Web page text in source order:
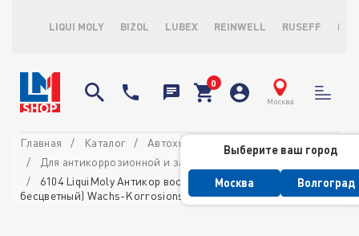
LIQUI MOLY BIZOL LUBEX REINWELL RUSEFF
Москва
Выберите ваш город
Москва Волгоград
Главная Каталог
Автохимия профессиональная
Для антикоррозионной и защитной обработки
6104 LiquiMoly Антикор воск/смола (коричневый/
бесцветный) Wachs-Korrosions-Schutz braun/transpare 1л